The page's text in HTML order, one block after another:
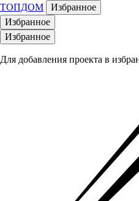
ТОПДОМ
Избранное
Избранное
Избранное
Для добавления проекта в